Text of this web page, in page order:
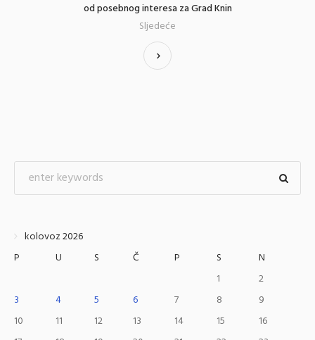
od posebnog interesa za Grad Knin
Sljedeće
kolovoz 2026
P
U S Č P S
N
1
2
3
4 5 6 7 8
9
10
11 12 13 14 15
16